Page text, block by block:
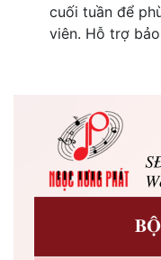
cuối tuần để
viên. Hỗ trợ